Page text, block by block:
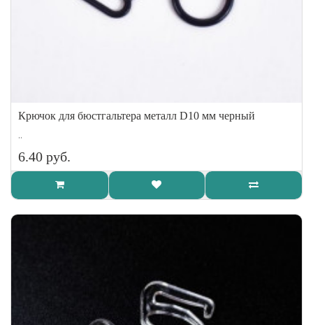
Крючок для бюстгальтера металл D10 мм черный
..
6.40 руб.